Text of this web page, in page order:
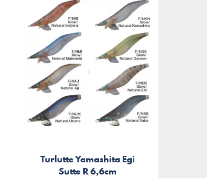
Turlutte Yamashita Egi
Sutte R 6,6cm